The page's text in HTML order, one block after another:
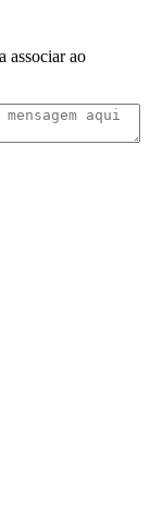
associar ao